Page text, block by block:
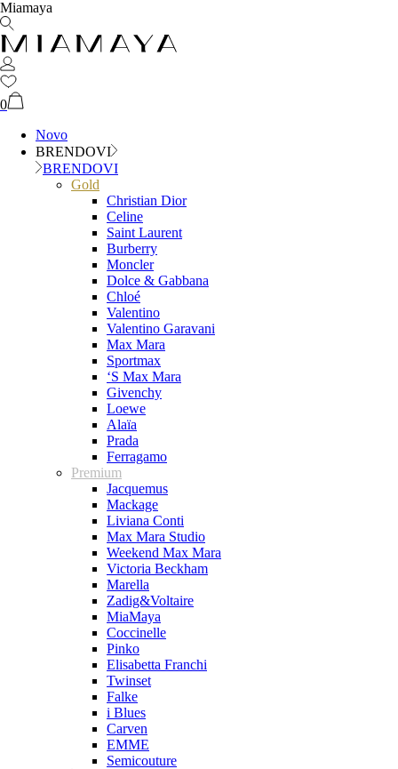
Miamaya
0
Novo
BRENDOVI
BRENDOVI
Gold
Christian Dior
Celine
Saint Laurent
Burberry
Moncler
Dolce & Gabbana
Chloé
Valentino
Valentino Garavani
Max Mara
Sportmax
‘S Max Mara
Givenchy
Loewe
Alaïa
Prada
Ferragamo
Premium
Jacquemus
Mackage
Liviana Conti
Max Mara Studio
Weekend Max Mara
Victoria Beckham
Marella
Zadig&Voltaire
MiaMaya
Coccinelle
Pinko
Elisabetta Franchi
Twinset
Falke
i Blues
Carven
EMME
Semicouture